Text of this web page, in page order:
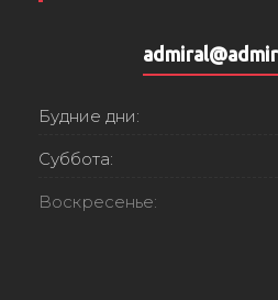
Будние дни:
Суббота:
Воскресенье: